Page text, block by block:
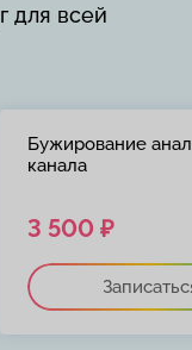
для всей
Бужирование
канала
3 500 ₽